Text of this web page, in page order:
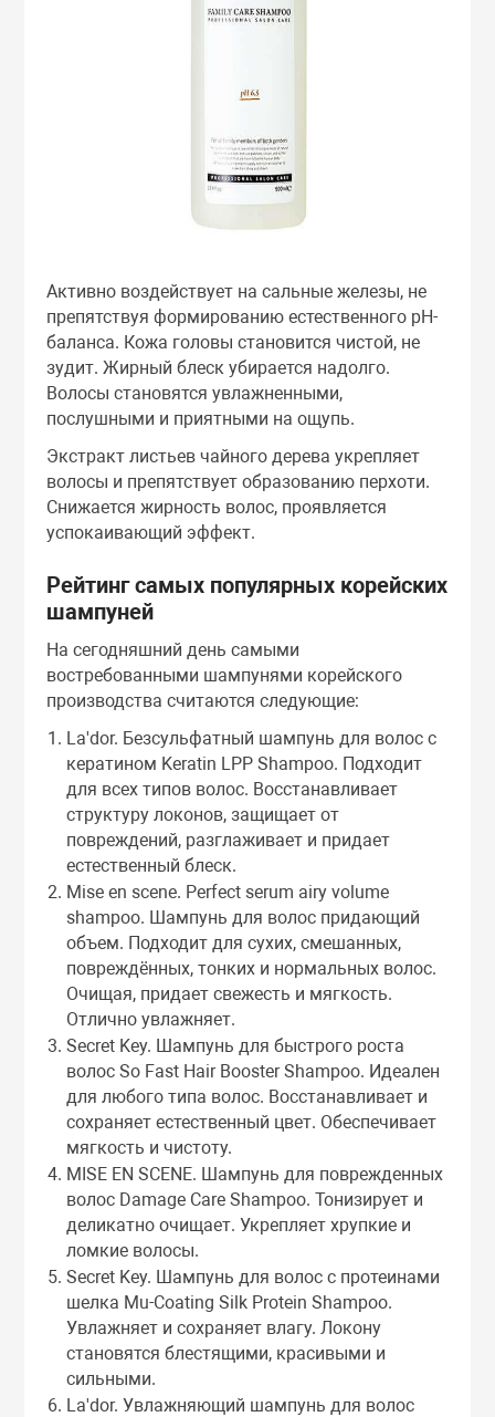
Активно воздействует на сальные железы, не
препятствуя формированию естественного рН-
баланса. Кожа головы становится чистой, не
зудит. Жирный блеск убирается надолго.
Волосы становятся увлажненными,
послушными и приятными на ощупь.
Экстракт листьев чайного дерева укрепляет
волосы и препятствует образованию перхоти.
Снижается жирность волос, проявляется
успокаивающий эффект.
Рейтинг самых популярных корейских
шампуней
На сегодняшний день самыми
востребованными шампунями корейского
производства считаются следующие:
La'dor. Безсульфатный шампунь для волос с
кератином Keratin LPP Shampoo. Подходит
для всех типов волос. Восстанавливает
структуру локонов, защищает от
повреждений, разглаживает и придает
естественный блеск.
Mise en scene. Perfect serum airy volume
shampoo. Шампунь для волос придающий
объем. Подходит для сухих, смешанных,
повреждённых, тонких и нормальных волос.
Очищая, придает свежесть и мягкость.
Отлично увлажняет.
Secret Key. Шампунь для быстрого роста
волос So Fast Hair Booster Shampoo. Идеален
для любого типа волос. Восстанавливает и
сохраняет естественный цвет. Обеспечивает
мягкость и чистоту.
MISE EN SCENE. Шампунь для поврежденных
волос Damage Care Shampoo. Тонизирует и
деликатно очищает. Укрепляет хрупкие и
ломкие волосы.
Secret Key. Шампунь для волос с протеинами
шелка Mu-Coating Silk Protein Shampoo.
Увлажняет и сохраняет влагу. Локону
становятся блестящими, красивыми и
сильными.
La'dor. Увлажняющий шампунь для волос